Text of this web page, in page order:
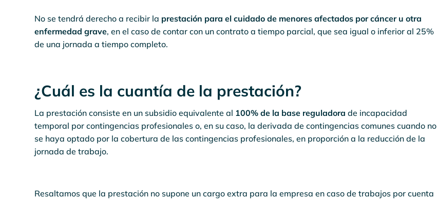
No se tendrá derecho a recibir la prestación para el cuidado de menores afectados por cáncer u otra
enfermedad grave, en el caso de contar con un contrato a tiempo parcial, que sea igual o inferior al 25%
de una jornada a tiempo completo.
¿Cuál es la cuantía de la prestación?
La prestación consiste en un subsidio equivalente al 100% de la base reguladora de incapacidad
temporal por contingencias profesionales o, en su caso, la derivada de contingencias comunes cuando no
se haya optado por la cobertura de las contingencias profesionales, en proporción a la reducción de la
jornada de trabajo.
Resaltamos que la prestación no supone un cargo extra para la empresa en caso de trabajos por cuenta